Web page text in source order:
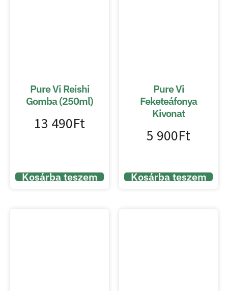
Pure Vi Reishi
Gomba (250ml)
13 490Ft
Kosárba teszem
Pure Vi
Feketeáfonya
Kivonat
5 900Ft
Kosárba teszem